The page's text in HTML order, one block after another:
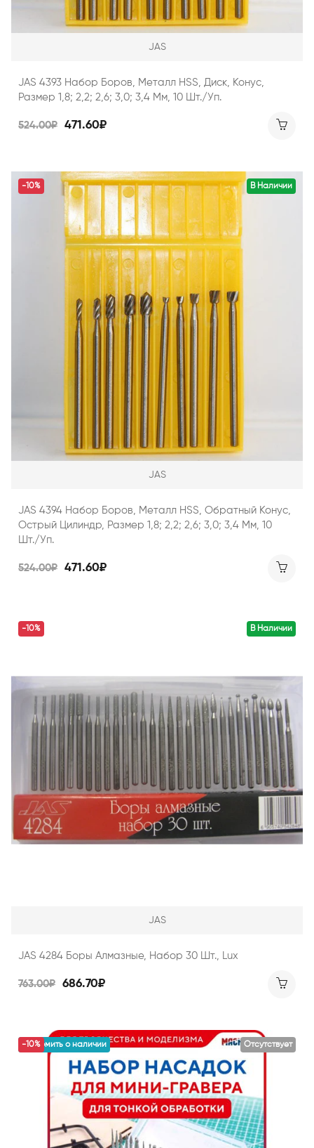
JAS
JAS 4393 Набор Боров, Металл HSS, Диск, Конус,
Размер 1,8; 2,2; 2,6; 3,0; 3,4 Мм, 10 Шт./уп.
524.00₽ 471.60₽
В Наличии
-10%
JAS
JAS 4394 Набор Боров, Металл HSS, Обратный Конус,
Острый Цилиндр, Размер 1,8; 2,2; 2,6; 3,0; 3,4 Мм, 10
Шт./уп.
524.00₽ 471.60₽
В Наличии
-10%
JAS
JAS 4284 Боры Алмазные, Набор 30 Шт., Lux
763.00₽ 686.70₽
Отсутствует
уведомить о наличии
-10%